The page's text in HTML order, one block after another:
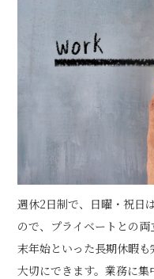
週休2日制で、日曜・祝日
ので、プライベートとの
末年始といった長期休暇
大切にできます。業務に